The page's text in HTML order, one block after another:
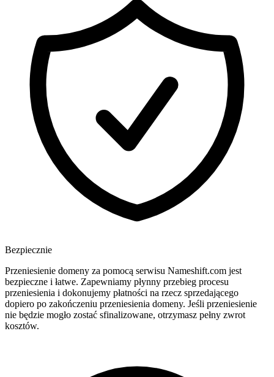
Bezpiecznie
Przeniesienie domeny za pomocą serwisu Nameshift.com jest
bezpieczne i łatwe. Zapewniamy płynny przebieg procesu
przeniesienia i dokonujemy płatności na rzecz sprzedającego
dopiero po zakończeniu przeniesienia domeny. Jeśli przeniesienie
nie będzie mogło zostać sfinalizowane, otrzymasz pełny zwrot
kosztów.